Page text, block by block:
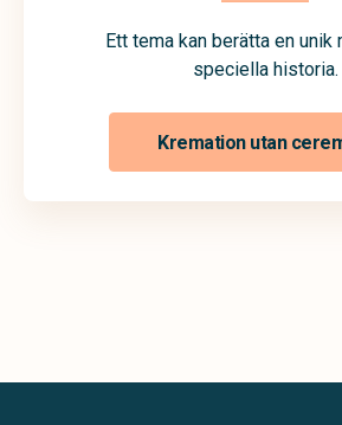
Ett tema kan berätta en unik
speciella historia.
Kremation utan